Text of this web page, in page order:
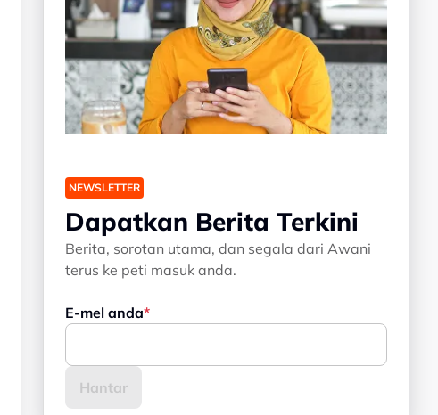
NEWSLETTER
Dapatkan Berita Terkini
Berita, sorotan utama, dan segala dari Awani
terus ke peti masuk anda.
E-mel anda